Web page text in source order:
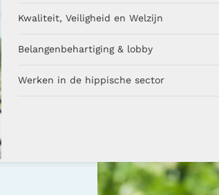
Kwaliteit, Veiligheid en Welzijn
Belangenbehartiging & lobby
Werken in de hippische sector